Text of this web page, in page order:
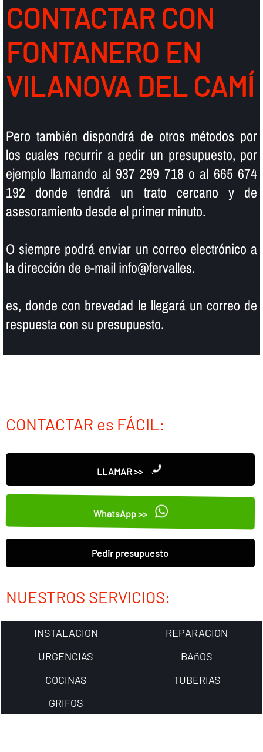
CONTACTAR CON
FONTANERO EN
VILANOVA DEL CAMÍ
Pero también dispondrá de otros métodos por
los cuales recurrir a pedir un presupuesto, por
ejemplo llamando al 937 299 718 o al 665 674
192 donde tendrá un trato cercano y de
asesoramiento desde el primer minuto.
O siempre podrá enviar un correo electrónico a
la dirección de e-mail info@fervalles.
es, donde con brevedad le llegará un correo de
respuesta con su presupuesto.
CONTACTAR es FÁCIL:
LLAMAR >>
WhatsApp >>
Pedir presupuesto
NUESTROS SERVICIOS:
INSTALACION
REPARACION
URGENCIAS
BAñOS
COCINAS
TUBERIAS
GRIFOS